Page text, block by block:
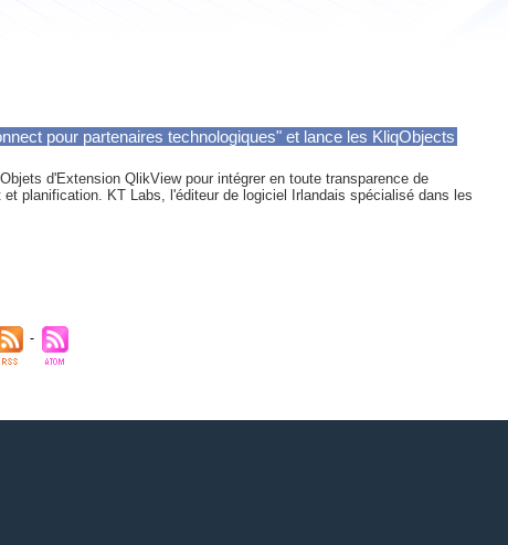
pour partenaires technologiques" et lance les KliqObjects
d'Extension QlikView pour intégrer en toute transparence de
planification. KT Labs, l'éditeur de logiciel Irlandais spécialisé dans les